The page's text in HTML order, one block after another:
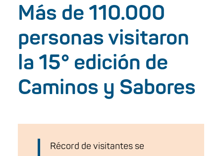
Más de 110.000
personas visitaron
la 15° edición de
Caminos y Sabores
Récord de visitantes se